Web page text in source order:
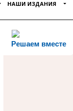
НАШИ ИЗДАНИЯ
Решаем вместе